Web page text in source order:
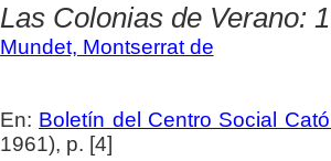
Las Colonias de Verano:
Mundet, Montserrat de
En: Boletín del Centro Social
1961), p. [4]